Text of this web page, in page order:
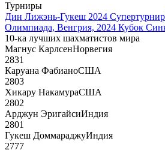
Турниры
Дин Лижэнь-Гукеш 2024
Олимпиада, Венгрия, 2024 Кубок
10-ка лучших шахматистов мира
Магнус КарлсенНорвегия
2831
Каруана ФабианоСША
2803
Хикару НакамураСША
2802
Арджун ЭригайсиИндия
2801
Гукеш ДоммараджуИндия
2777